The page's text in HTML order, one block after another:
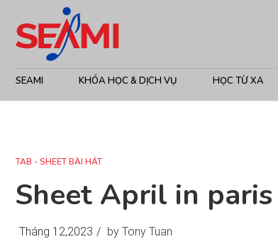
SEAMI KHÓA HỌC & DỊCH VỤ HỌC TỪ XA
TAB - SHEET BÀI HÁT
Sheet April in paris
Tháng 12,2023 / by Tony Tuan